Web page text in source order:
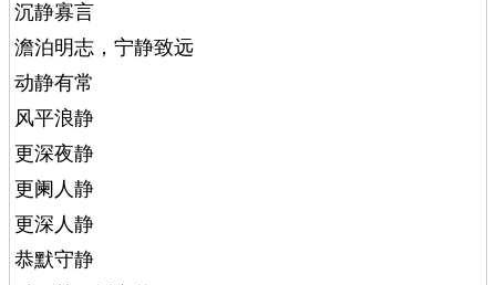
沉静寡言
澹泊明志，宁静致远
动静有常
风平浪静
更深夜静
更阑人静
更深人静
恭默守静